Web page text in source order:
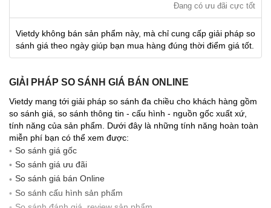
Đang có ưu đãi cực tốt
Vietdy không bán sản phẩm này, mà chỉ cung cấp giải pháp so
sánh giá theo ngày giúp bạn mua hàng đúng thời điểm giá tốt.
GIẢI PHÁP SO SÁNH GIÁ BÁN ONLINE
Vietdy mang tới giải pháp so sánh đa chiều cho khách hàng gồm
so sánh giá, so sánh thông tin - cấu hình - nguồn gốc xuất xứ,
tính năng của sản phẩm. Dưới đây là những tính năng hoàn toàn
miễn phí bạn có thể xem được:
So sánh giá gốc
So sánh giá ưu đãi
So sánh giá bán Online
So sánh cấu hình sản phẩm